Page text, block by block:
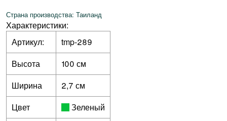
Страна производства: Таиланд
Характеристики:
Артикул:
tmp-289
Высота
100 см
Ширина
2,7 см
Цвет
Зеленый